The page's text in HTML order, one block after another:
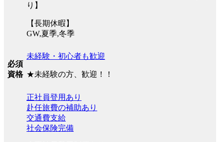
り】
【長期休暇】
GW,夏季,冬季
必須
資格
未経験・初心者も歓迎
★未経験の方、歓迎！！
正社員登用あり
赴任旅費の補助あり
交通費支給
社会保険完備